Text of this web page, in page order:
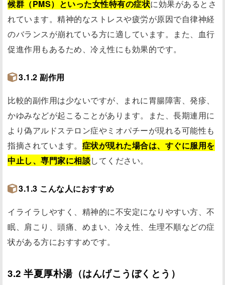
候群（PMS）といった女性特有の症状に効果があるとさ
れています。精神的なストレスや疲労が原因で自律神経
のバランスが崩れている方に適しています。また、血行
促進作用もあるため、冷え性にも効果的です。
3.1.2 副作用
比較的副作用は少ないですが、まれに胃腸障害、発疹、
かゆみなどが起こることがあります。また、長期連用に
より偽アルドステロン症やミオパチーが現れる可能性も
指摘されています。 症状が現れた場合は、すぐに服用を
中止し、専門家に相談してください。
3.1.3 こんな人におすすめ
イライラしやすく、精神的に不安定になりやすい方、不
眠、肩こり、頭痛、めまい、冷え性、生理不順などの症
状がある方におすすめです。
3.2 半夏厚朴湯（はんげこうぼくとう）